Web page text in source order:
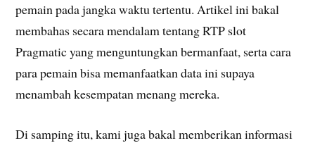
pemain pada jangka waktu tertentu. Artikel ini bakal
membahas secara mendalam tentang RTP slot
Pragmatic yang menguntungkan bermanfaat, serta cara
para pemain bisa memanfaatkan data ini supaya
menambah kesempatan menang mereka.
Di samping itu, kami juga bakal memberikan informasi